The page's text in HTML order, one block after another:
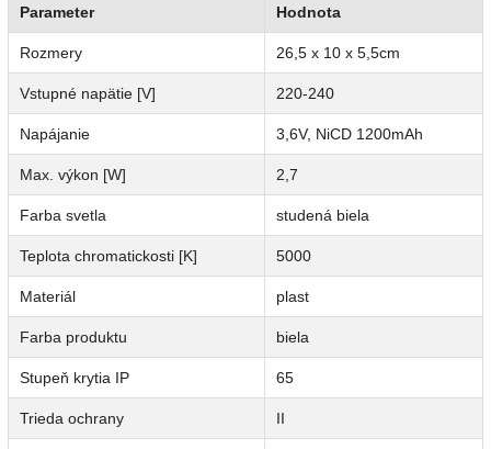
Parameter Hodnota
Rozmery 26,5 x 10 x 5,5cm
Vstupné napätie [V] 220-240
Napájanie 3,6V, NiCD 1200mAh
Max. výkon [W] 2,7
Farba svetla studená biela
Teplota chromatickosti [K] 5000
Materiál plast
Farba produktu biela
Stupeň krytia IP 65
Trieda ochrany II